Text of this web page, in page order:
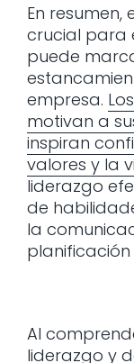
En
crucial para
puede
empresa.
motivan a
inspiran
valores y la
liderazgo
de
la
Al
liderazgo y